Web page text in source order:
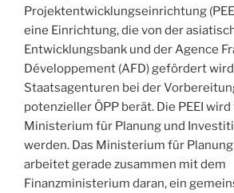
Projektentwicklungseinrichtung
eine Einrichtung, die von der
Entwicklungsbank und der Agence
Développement (AFD) gefördert
Staatsagenturen bei der
potenzieller ÖPP berät. Die PEEI wird
Ministerium für Planung und
werden. Das Ministerium für
arbeitet gerade zusammen mit dem
Finanzministerium daran, ein